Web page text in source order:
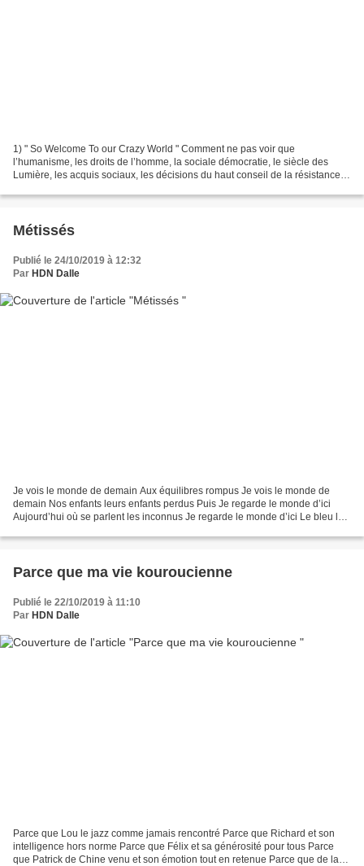
1) " So Welcome To our Crazy World " Comment ne pas voir que
l’humanisme, les droits de l’homme, la sociale démocratie, le siècle des
Lumière, les acquis sociaux, les décisions du haut conseil de la résistance
Métissés
Publié le 24/10/2019 à 12:32
Par HDN Dalle
Je vois le monde de demain Aux équilibres rompus Je vois le monde de
demain Nos enfants leurs enfants perdus Puis Je regarde le monde d’ici
Aujourd’hui où se parlent les inconnus Je regarde le monde d’ici Le bleu le
Parce que ma vie kouroucienne
Publié le 22/10/2019 à 11:10
Par HDN Dalle
Parce que Lou le jazz comme jamais rencontré Parce que Richard et son
intelligence hors norme Parce que Félix et sa générosité pour tous Parce
que Patrick de Chine venu et son émotion tout en retenue Parce que de la